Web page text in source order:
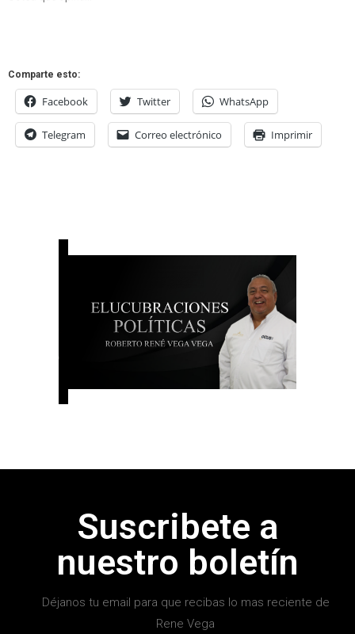
Comparte esto:
Facebook Twitter WhatsApp
Telegram Correo electrónico Imprimir
Suscribete a
nuestro boletín
Déjanos tu email para que recibas lo mas reciente de
Rene Vega